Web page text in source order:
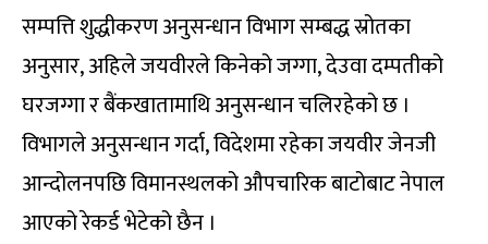
सम्पत्ति शुद्धीकरण अनुसन्धान विभाग सम्बद्ध स्रोतका
अनुसार, अहिले जयवीरले किनेको जग्गा, देउवा दम्पतीको
घरजग्गा र बैंकखातामाथि अनुसन्धान चलिरहेको छ ।
विभागले अनुसन्धान गर्दा, विदेशमा रहेका जयवीर जेनजी
आन्दोलनपछि विमानस्थलको औपचारिक बाटोबाट नेपाल
आएको रेकर्ड भेटेको छैन ।